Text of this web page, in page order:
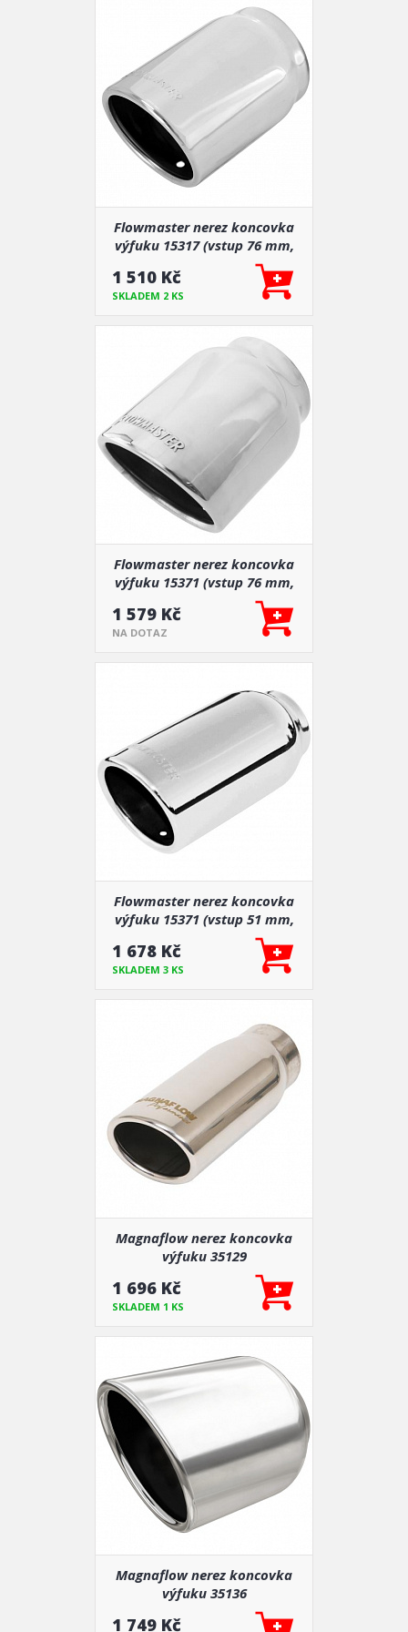
Flowmaster nerez koncovka
výfuku 15317 (vstup 76 mm,
1 510 Kč
SKLADEM 2 KS
Flowmaster nerez koncovka
výfuku 15371 (vstup 76 mm,
1 579 Kč
NA DOTAZ
Flowmaster nerez koncovka
výfuku 15371 (vstup 51 mm,
1 678 Kč
SKLADEM 3 KS
Magnaflow nerez koncovka
výfuku 35129
1 696 Kč
SKLADEM 1 KS
Magnaflow nerez koncovka
výfuku 35136
1 749 Kč